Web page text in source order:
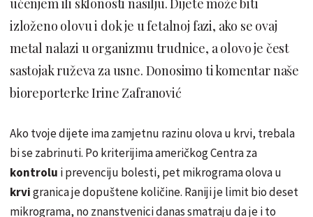
učenjem ili sklonosti nasilju. Dijete može biti
izloženo olovu i dok je u fetalnoj fazi, ako se ovaj
metal nalazi u organizmu trudnice, a olovo je čest
sastojak ruževa za usne. Donosimo ti komentar naše
bioreporterke Irine Zafranović
Ako tvoje dijete ima zamjetnu razinu olova u krvi, trebala
bi se zabrinuti. Po kriterijima američkog Centra za
kontrolu i prevenciju bolesti, pet mikrograma olova u
krvigranica je dopuštene količine. Raniji je limit bio deset
mikrograma, no znanstvenici danas smatraju da je i to